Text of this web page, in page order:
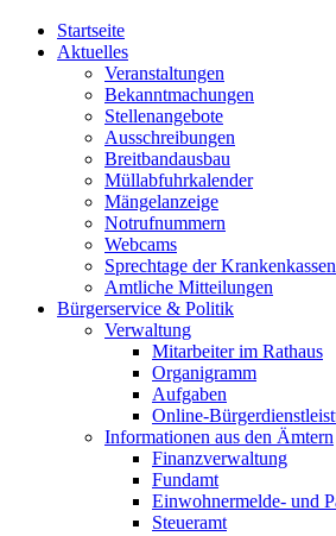
Startseite
Aktuelles
Veranstaltungen
Bekanntmachungen
Stellenangebote
Ausschreibungen
Breitbandausbau
Müllabfuhrkalender
Mängelanzeige
Notrufnummern
Webcams
Sprechtage der
Amtliche Mitteilungen
Bürgerservice & Politik
Verwaltung
Mitarbeiter im Rathaus
Organigramm
Aufgaben
Online-
Informationen aus den Ämtern
Finanzverwaltung
Fundamt
Einwohnermelde- und
Steueramt